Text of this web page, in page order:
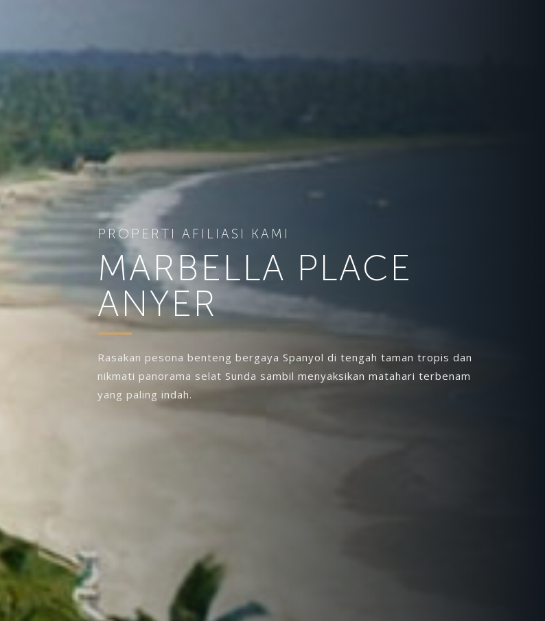
PROPERTI AFILIASI KAMI
MARBELLA PLACE
ANYER
Rasakan pesona benteng bergaya Spanyol di tengah taman tropis dan
nikmati panorama selat Sunda sambil menyaksikan matahari terbenam
yang paling indah.